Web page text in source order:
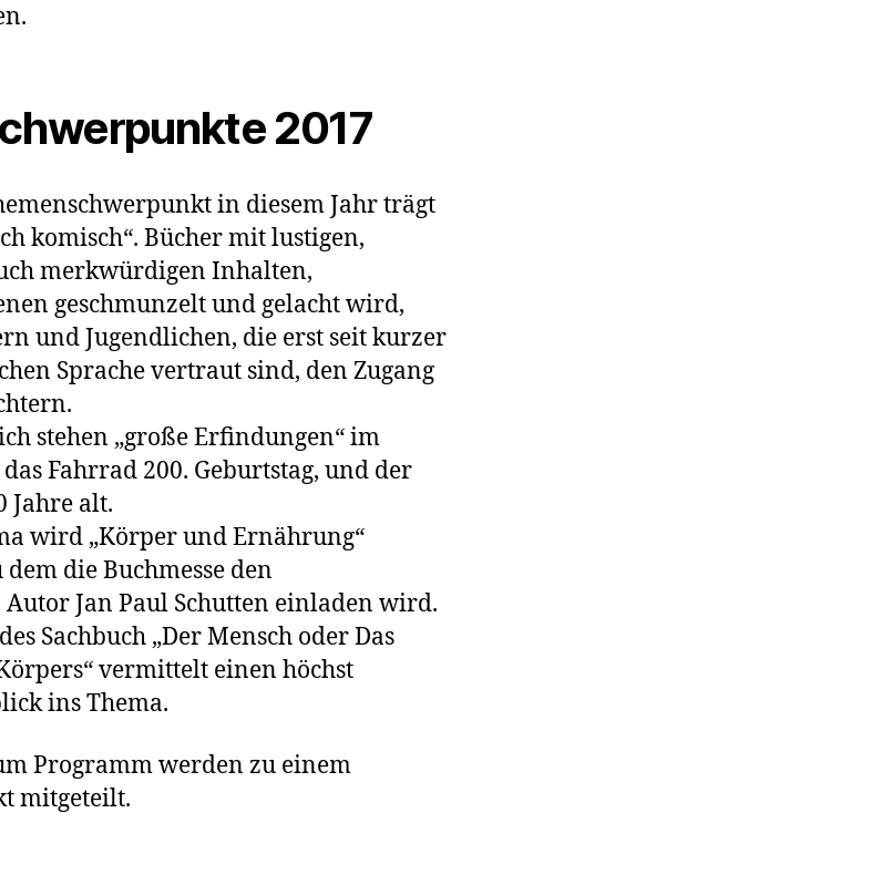
2017
in diesem Jahr trägt
komisch“. Bücher mit lustigen,
merkwürdigen Inhalten,
geschmunzelt und gelacht wird,
und Jugendlichen, die erst seit kurzer
Sprache vertraut sind, den Zugang
stehen „große Erfindungen“ im
Fahrrad 200. Geburtstag, und der
Jahre alt.
wird „Körper und Ernährung“
die Buchmesse den
Jan Paul Schutten einladen wird.
Sachbuch „Der Mensch oder Das
vermittelt einen höchst
ins Thema.
Programm werden zu einem
mitgeteilt.